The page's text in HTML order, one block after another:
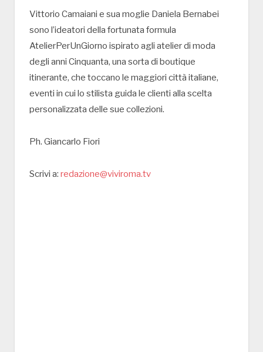
Vittorio Camaiani e sua moglie Daniela Bernabei
sono l’ideatori della fortunata formula
AtelierPerUnGiorno ispirato agli atelier di moda
degli anni Cinquanta, una sorta di boutique
itinerante, che toccano le maggiori città italiane,
eventi in cui lo stilista guida le clienti alla scelta
personalizzata delle sue collezioni.
Ph. Giancarlo Fiori
Scrivi a: redazione@viviroma.tv